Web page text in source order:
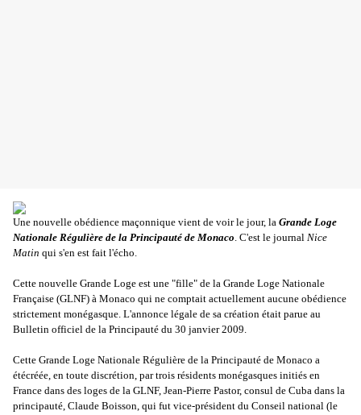
Une nouvelle obédience maçonnique vient de voir le jour, la Grande Loge
Nationale Régulière de la Principauté de Monaco. C'est le journal Nice
Matin qui s'en est fait l'écho.
Cette nouvelle Grande Loge est une "fille" de la Grande Loge Nationale
Française (GLNF) à Monaco qui ne comptait actuellement aucune obédience
strictement monégasque. L'annonce légale de sa création était parue au
Bulletin officiel de la Principauté du 30 janvier 2009.
Cette Grande Loge Nationale Régulière de la Principauté de Monaco a
étécréée, en toute discrétion, par trois résidents monégasques initiés en
France dans des loges de la GLNF, Jean-Pierre Pastor, consul de Cuba dans la
principauté, Claude Boisson, qui fut vice-président du Conseil national (le